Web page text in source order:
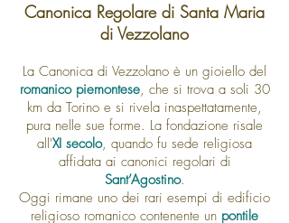
Canonica Regolare di Santa Maria
di Vezzolano
La Canonica di Vezzolano è un gioiello del
romanico piemontese, che si trova a soli 30
km da Torino e si rivela inaspettatamente,
pura nelle sue forme. La fondazione risale
all'XI secolo, quando fu sede religiosa
affidata ai canonici regolari di
Sant’Agostino.
Oggi rimane uno dei rari esempi di edificio
religioso romanico contenente un pontile